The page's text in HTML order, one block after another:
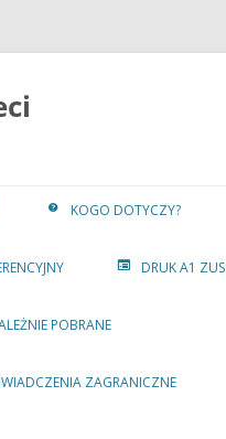
KOGO DOTYCZY?
DRUK A1 ZUS
POBRANE
ZAGRANICZNE